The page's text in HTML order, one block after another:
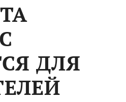
ДЛЯ